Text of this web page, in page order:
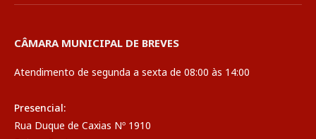
CÂMARA MUNICIPAL DE BREVES
Atendimento de segunda a sexta de 08:00 às 14:00
Presencial:
Rua Duque de Caxias Nº 1910